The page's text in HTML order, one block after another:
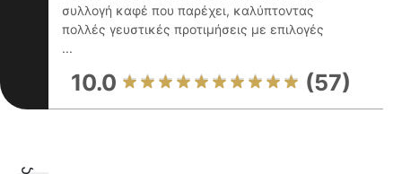
συλλογή καφέ που παρέχει, καλύπτοντας
πολλές γευστικές προτιμήσεις με επιλογές
...
10.0 (57)